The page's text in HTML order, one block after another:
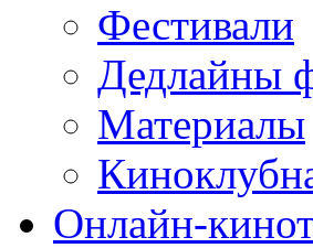
Фестивали
Дедлайны
Материалы
Онлайн-